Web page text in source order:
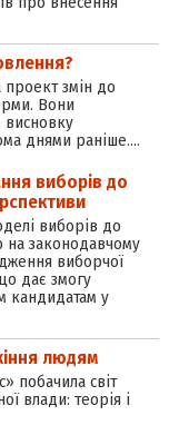
проект змін до
Вони
висновку
днями раніше.…
виборів до
виборів до
на законодавчому
виборчої
дає змогу
кандидатам у
людям
побачила світ
влади: теорія і